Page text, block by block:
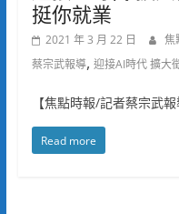
挺你就業
2021 年 3 月 22 日 焦
蔡宗武報導, 迎接AI時代 擴大
【焦點時報/記者蔡宗武
Read more